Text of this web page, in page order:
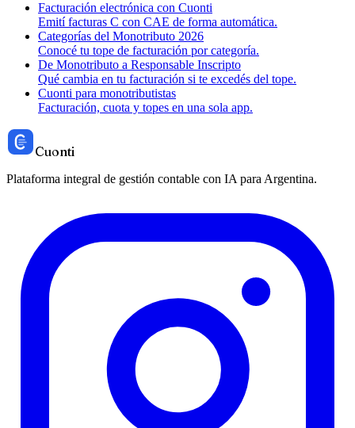
Facturación electrónica con Cuonti
Emití facturas C con CAE de forma automática.
Categorías del Monotributo 2026
Conocé tu tope de facturación por categoría.
De Monotributo a Responsable Inscripto
Qué cambia en tu facturación si te excedés del tope.
Cuonti para monotributistas
Facturación, cuota y topes en una sola app.
Cuonti
Plataforma integral de gestión contable con IA para Argentina.